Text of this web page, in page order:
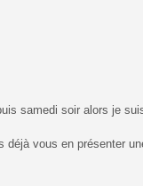
samedi soir alors je
déjà vous en présenter